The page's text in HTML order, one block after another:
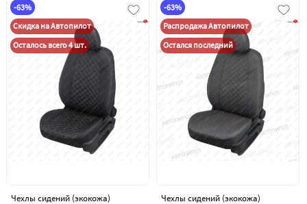
-63%
Скидка на Автопилот
Осталось всего 4 шт.
Чехлы сидений (экокожа)
-63%
Распродажа Автопилот
Остался последний
Чехлы сидений (экокожа)